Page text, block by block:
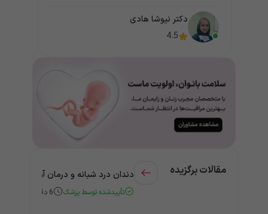
دکتر نیوشا هادی
4.5
مقالات برگزیده دندان درد شبانه و درمان آن +
تأییدشده توسط پزشک 6 دقیقه